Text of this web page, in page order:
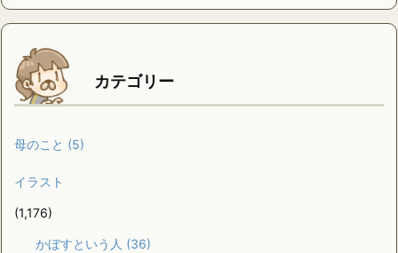
カテゴリー
母のこと (5)
イラスト
(1,176)
かぼすという人 (36)